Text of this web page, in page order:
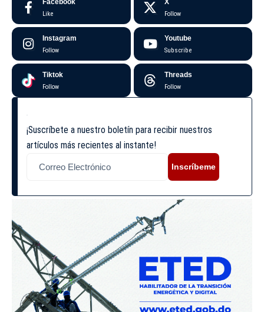
Facebook
Like
X
Follow
Instagram
Follow
Youtube
Subscribe
Tiktok
Follow
Threads
Follow
¡Suscríbete a nuestro boletín para recibir nuestros
artículos más recientes al instante!
Inscríbeme